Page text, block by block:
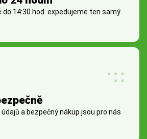
do 14:30 hod. expedujeme ten samý
a bezpečný nákup jsou pro nás